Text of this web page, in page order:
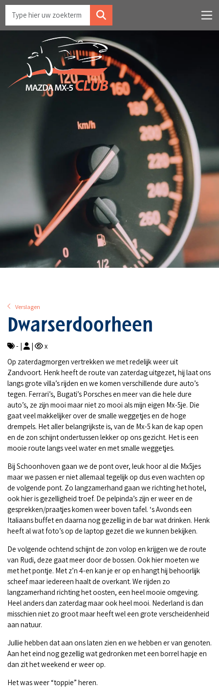
Verslagen
Dwarserdoorheen
- |
x
Op zaterdagmorgen vertrekken we met redelijk weer uit
Zandvoort. Henk heeft de route van zaterdag uitgezet, hij laat ons
langs grote villa’s rijden en we komen verschillende dure auto’s
tegen. Ferrari’s, Bugati’s Porsches en meer van die hele dure
auto’s, ze zijn mooi maar niet zo mooi als mijn eigen Mx-5je. Die
gaat veel makkelijker over de smalle weggetjes en de hoge
drempels. Het aller belangrijkste is, van de Mx-5 kan de kap open
en de zon schijnt ondertussen lekker op ons gezicht. Het is een
mooie route langs veel water en met smalle weggetjes.
Bij Schoonhoven gaan we de pont over, leuk hoor al die Mx5jes
maar we passen er niet allemaal tegelijk op dus even wachten op
de volgende pont. Zo langzamerhand gaan we richting het hotel,
ook hier is gezelligheid troef. De pelpinda’s zijn er weer en de
gesprekken/praatjes komen weer boven tafel. ‘s Avonds een
Italiaans buffet en daarna nog gezellig in de bar wat drinken. Henk
heeft al wat foto’s op de laptop gezet die we kunnen bekijken.
De volgende ochtend schijnt de zon volop en krijgen we de route
van Rudi, deze gaat meer door de bossen. Ook hier moeten we
met het pontje. Met z’n 4-en kan je er op en hangt hij behoorlijk
scheef maar iedereen haalt de overkant. We rijden zo
langzamerhand richting het oosten, een heel mooie omgeving.
Heel anders dan zaterdag maar ook heel mooi. Nederland is dan
misschien niet zo groot maar heeft wel een grote verscheidenheid
aan natuur.
Jullie hebben dat aan ons laten zien en we hebben er van genoten.
Aan het eind nog gezellig wat gedronken met een borrel hapje en
dan zit het weekend er weer op.
Het was weer “toppie” heren.